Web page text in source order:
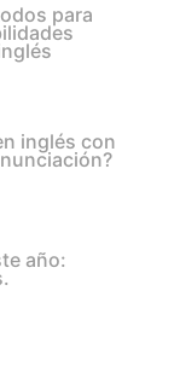
para
inglés con
año: